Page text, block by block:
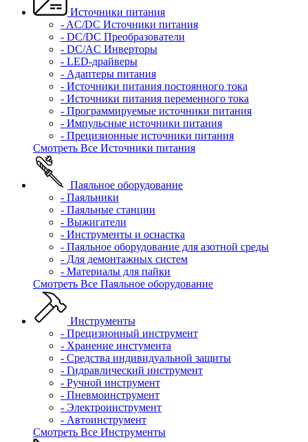
Источники питания
- AC/DC Источники питания
- DC/DC Преобразователи
- DC/AC Инверторы
- LED-драйверы
- Адаптеры питания
- Источники питания постоянного тока
- Источники питания переменного тока
- Программируемые источники питания
- Импульсные источники питания
- Прецизионные источники питания
Смотреть Все Источники питания
Паяльное оборудование
- Паяльники
- Паяльные станции
- Выжигатели
- Инструменты и оснастка
- Паяльное оборудование для азотной среды
- Для демонтажных систем
- Материалы для пайки
Смотреть Все Паяльное оборудование
Инструменты
- Прецизионный инструмент
- Хранение инстумента
- Средства индивидуальной защиты
- Гидравлический инструмент
- Ручной инструмент
- Пневмоинструмент
- Электроинструмент
- Автоинструмент
Смотреть Все Инструменты